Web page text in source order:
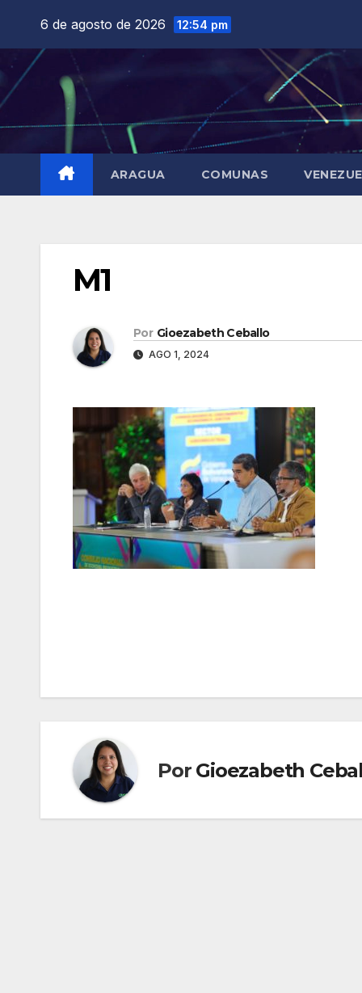
contenido
6 de agosto de 2026 12:54 pm
ARAGUA COMUNAS
M1
Por Gioezabeth Ceballo
AGO 1, 2024
Por Gioezabeth